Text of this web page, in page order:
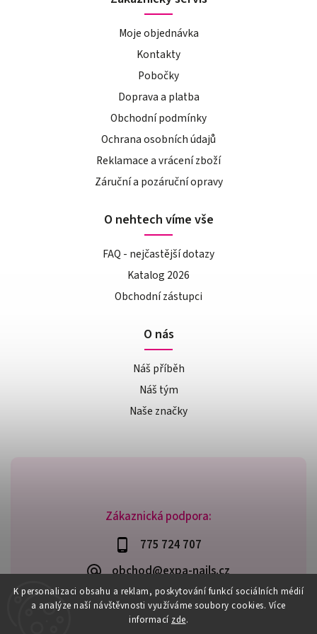
K personalizaci obsahu a reklam, poskytování funkcí sociálních médií
a analýze naší návštěvnosti využíváme soubory cookies. Více
informací zde.
Zákaznická podpora:
775 724 707
obchod@expa-nails.cz
Moje objednávka
Kontakty
Pobočky
Doprava a platba
Obchodní podmínky
Ochrana osobních údajů
Reklamace a vrácení zboží
Záruční a pozáruční opravy
O nehtech víme vše
FAQ - nejčastější dotazy
Katalog 2026
Obchodní zástupci
O nás
Náš příběh
Náš tým
Naše značky